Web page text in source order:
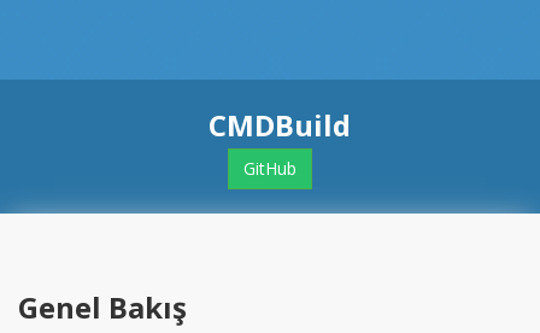
CMDBuild
GitHub
Genel Bakış